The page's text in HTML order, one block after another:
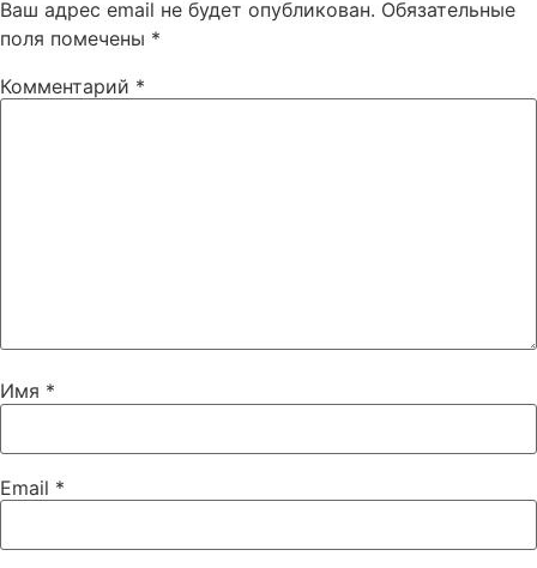
Ваш адрес email не будет опубликован. Обязательные
поля помечены *
Комментарий *
Имя *
Email *